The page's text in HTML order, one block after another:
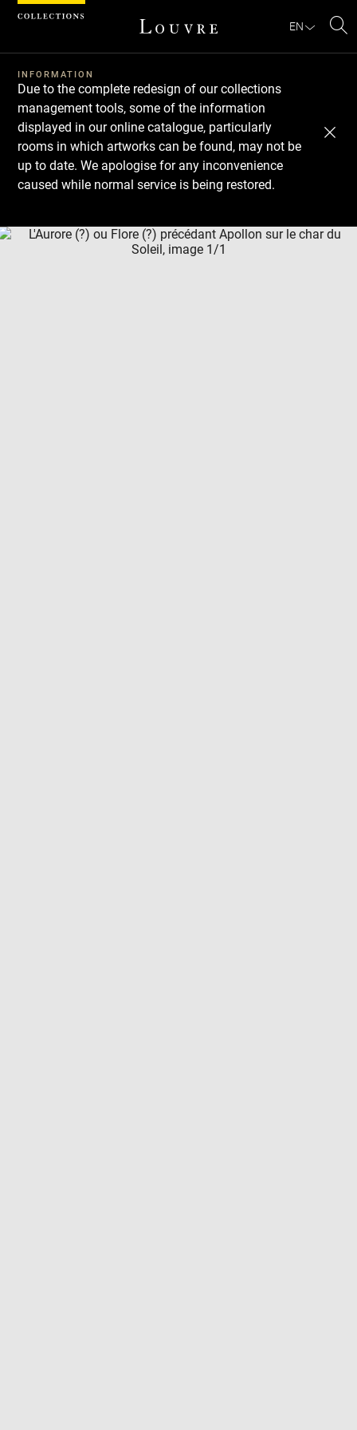
EN
INFORMATION
Due to the complete redesign of our collections
management tools, some of the information
displayed in our online catalogue, particularly
rooms in which artworks can be found, may not be
up to date. We apologise for any inconvenience
caused while normal service is being restored.
Download
Next
Previous
Cookies management panel